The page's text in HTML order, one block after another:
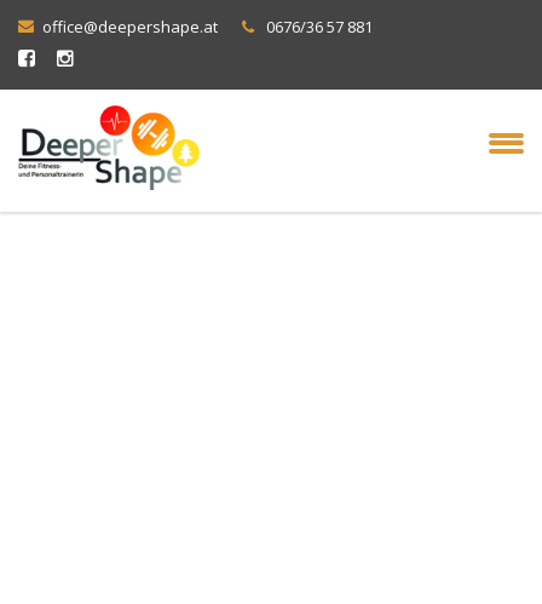
office@deepershape.at 0676/36 57 881